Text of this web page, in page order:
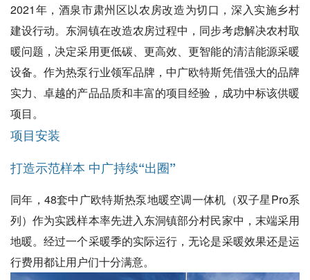
2021年，酒泉市肃州区以农房改造为切口，深入实施乡村
建设行动。东洞镇在改造农房过程中，同步考虑解决农村取
暖问题，决定采用更低碳、更高效、更智能的清洁能源采暖
设备。作为热泵行业领军品牌，中广欧特斯凭借强大的品牌
实力、卓越的产品品质和丰富的项目经验，成功中标该供暖
项目。
项目安装
打造示范样本 中广持续“出圈”
同年，48套中广欧特斯热泵地暖空调一体机（双子星Pro系
列）作为实践样本率先进入东洞镇部分村民家中，末端采用
地暖。经过一个采暖季的实际运行，无论是采暖效果还是运
行费用都让用户们十分满意。